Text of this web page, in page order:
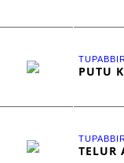
PUTU
TELUR